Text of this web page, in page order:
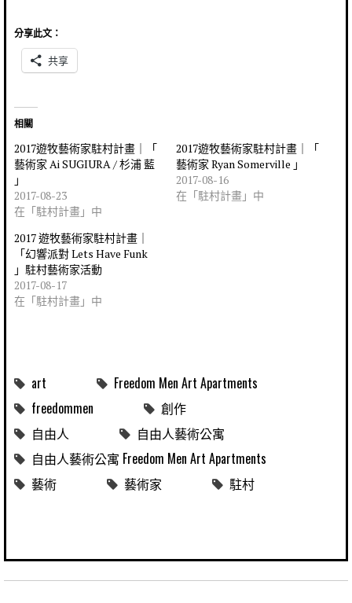
分享此文：
共享
相關
2017遊牧藝術家駐村計畫｜「
藝術家 Ai SUGIURA / 杉浦 藍
」
2017-08-23
在「駐村計畫」中
2017遊牧藝術家駐村計畫｜「
藝術家 Ryan Somerville 」
2017-08-16
在「駐村計畫」中
2017 遊牧藝術家駐村計畫｜
「幻響派對 Lets Have Funk
」駐村藝術家活動
2017-08-17
在「駐村計畫」中
art
Freedom Men Art Apartments
freedommen
創作
自由人
自由人藝術公寓
自由人藝術公寓 Freedom Men Art Apartments
藝術
藝術家 駐村